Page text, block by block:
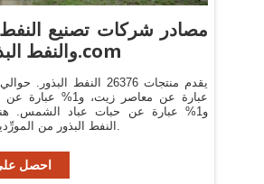
مصادر شركات تصنيع النفط
والنفط البذور في.com
عبارة عن معاصر زيت، و1%
النفط البذور من المورِّدين في آسيا.
احصل